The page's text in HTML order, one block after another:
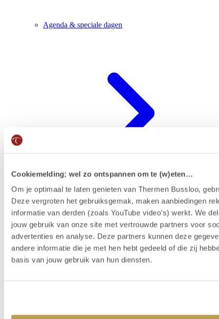
Cookiemelding; wel zo ontspannen om te (w)eten…
Om je optimaal te laten genieten van Thermen Bussloo,
Deze vergroten het gebruiksgemak, maken aanbiedingen
informatie van derden (zoals YouTube video’s) werkt. We
jouw gebruik van onze site met vertrouwde partners voor
advertenties en analyse. Deze partners kunnen deze
andere informatie die je met hen hebt gedeeld of die zij
basis van jouw gebruik van hun diensten.
Agenda & speciale dagen
Badenkaart kopen & reserveren